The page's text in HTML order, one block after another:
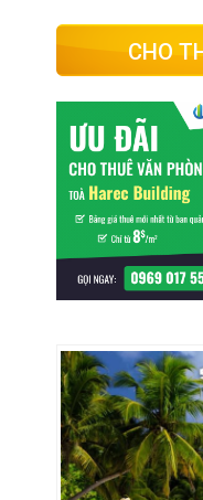
CHO